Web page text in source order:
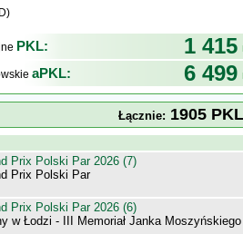
PKL: 1 415
aPKL: 6 499
Łącznie: 1905
Prix Polski Par 2026 (7)
Prix Polski Par
Prix Polski Par 2026 (6)
w Łodzi - III Memoriał Janka Moszyńskiego